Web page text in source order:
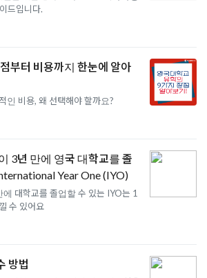
드입니다.
부터 비용까지 한눈에 알아
인 비용, 왜 선택해야 할까요?
3년 만에 영국 대학교를 졸
Year One (IYO)
대학교를 졸업할 수 있는 IYO는 1
수 있어요
방법